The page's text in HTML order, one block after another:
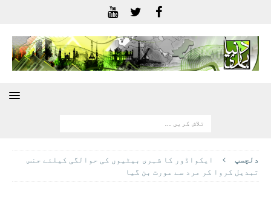
دلچسپ
ایکواڈور کا شہری بیٹیوں کی حوالگی کیلئے جنس
تبدیل کروا کر مرد سے عورت بن گیا